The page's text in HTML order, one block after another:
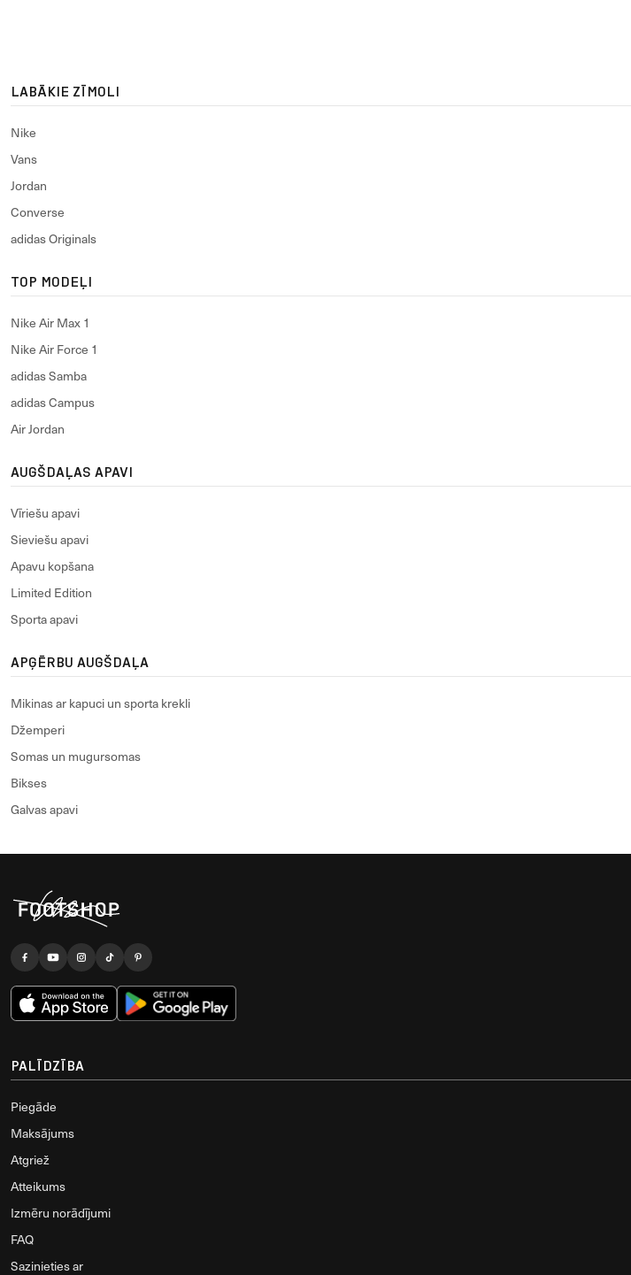
LABĀKIE ZĪMOLI
Nike
Vans
Jordan
Converse
adidas Originals
TOP MODEĻI
Nike Air Max 1
Nike Air Force 1
adidas Samba
adidas Campus
Air Jordan
AUGŠDAĻAS APAVI
Vīriešu apavi
Sieviešu apavi
Apavu kopšana
Limited Edition
Sporta apavi
APĢĒRBU AUGŠDAĻA
Mikinas ar kapuci un sporta krekli
Džemperi
Somas un mugursomas
Bikses
Galvas apavi
PALĪDZĪBA
Piegāde
Maksājums
Atgriež
Atteikums
Izmēru norādījumi
FAQ
Sazinieties ar